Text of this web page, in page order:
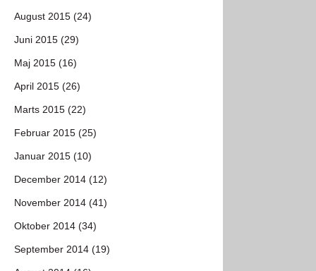
August 2015 (24)
Juni 2015 (29)
Maj 2015 (16)
April 2015 (26)
Marts 2015 (22)
Februar 2015 (25)
Januar 2015 (10)
December 2014 (12)
November 2014 (41)
Oktober 2014 (34)
September 2014 (19)